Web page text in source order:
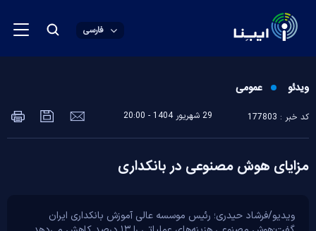
فارسی
ویدئو عمومی
کد خبر : 177803 29 شهريور 1404 - 20:00
مزایای هوش مصنوعی در بانکداری
ویدیو/فرشاد حیدری؛ رئیس موسسه عالی آموزش بانکداری ایران